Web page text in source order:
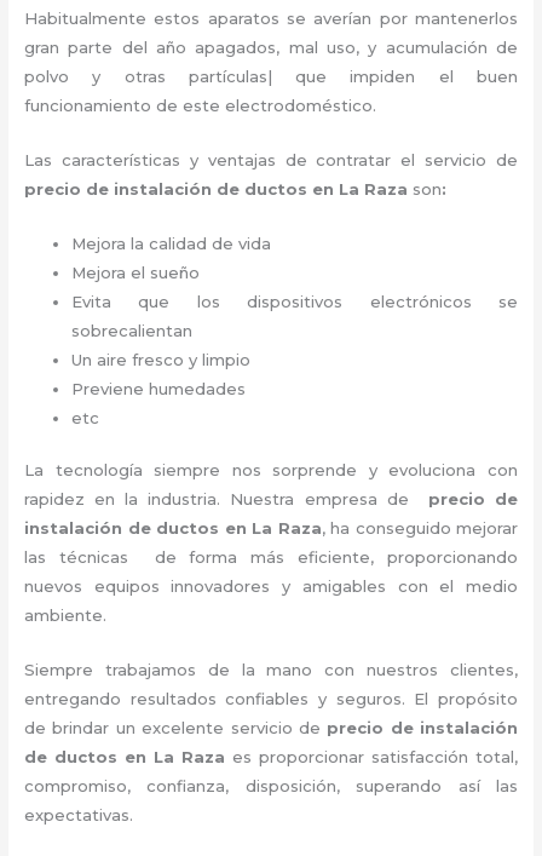
Habitualmente estos aparatos se averían por mantenerlos
gran parte del año apagados, mal uso, y acumulación de
polvo y otras partículas| que impiden el buen
funcionamiento de este electrodoméstico.
Las características y ventajas de contratar el servicio de
precio de instalación de ductos en La Raza son:
Mejora la calidad de vida
Mejora el sueño
Evita que los dispositivos electrónicos se
sobrecalientan
Un aire fresco y limpio
Previene humedades
etc
La tecnología siempre nos sorprende y evoluciona con
rapidez en la industria. Nuestra empresa de precio de
instalación de ductos en La Raza, ha conseguido mejorar
las técnicas de forma más eficiente, proporcionando
nuevos equipos innovadores y amigables con el medio
ambiente.
Siempre trabajamos de la mano con nuestros clientes,
entregando resultados confiables y seguros. El propósito
de brindar un excelente servicio de precio de instalación
de ductos en La Raza es proporcionar satisfacción total,
compromiso, confianza, disposición, superando así las
expectativas.